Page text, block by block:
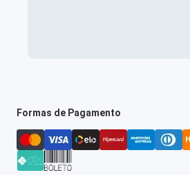
Formas de Pagamento